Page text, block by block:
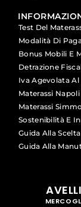
Test Del
Modalità Di
Bonus Mobili E
Detrazione
Iva Agevolata Al
Materassi Napoli
Materassi
Sostenibilità E
Guida Alla
Guida Alla